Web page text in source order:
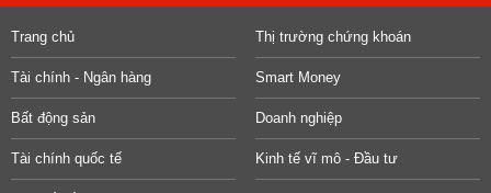
Trang chủ Thị trường chứng khoán
Tài chính - Ngân hàng Smart Money
Bất động sản Doanh nghiệp
Tài chính quốc tế Kinh tế vĩ mô - Đầu tư